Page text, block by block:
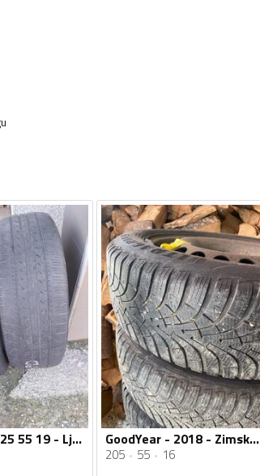
GoodYear - 225 55 19 - Ljetnja guma GoodYear - 2018 - Zimska guma
205 55 16